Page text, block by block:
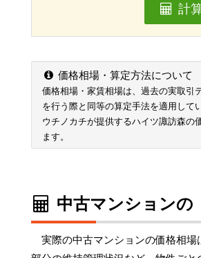
計
価格相場・算定方法について
価格相場・家賃相場は、過去の実取引
を行う際と同等の算定手法を適用して
ウチノカチが提供するハイツ諏訪森の
ます。
中古マンションの
実際の中古マンションの価格相